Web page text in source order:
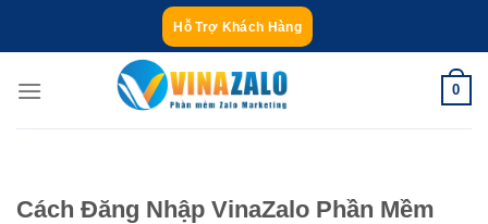
dung
Hỗ Trợ Khách Hàng
0
Cách Đăng Nhập VinaZalo Phần Mềm